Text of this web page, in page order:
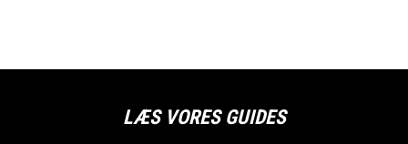
LÆS VORES GUIDES